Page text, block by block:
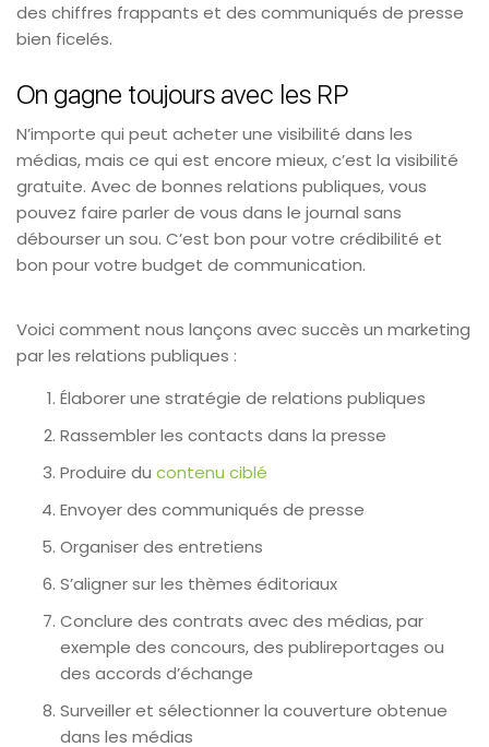
des chiffres frappants et des communiqués de presse
bien ficelés.
On gagne toujours avec les RP
N’importe qui peut acheter une visibilité dans les
médias, mais ce qui est encore mieux, c’est la visibilité
gratuite. Avec de bonnes relations publiques, vous
pouvez faire parler de vous dans le journal sans
débourser un sou. C’est bon pour votre crédibilité et
bon pour votre budget de communication.
Voici comment nous lançons avec succès un marketing
par les relations publiques :
Élaborer une stratégie de relations publiques
Rassembler les contacts dans la presse
Produire du contenu ciblé
Envoyer des communiqués de presse
Organiser des entretiens
S’aligner sur les thèmes éditoriaux
Conclure des contrats avec des médias, par
exemple des concours, des publireportages ou
des accords d’échange
Surveiller et sélectionner la couverture obtenue
dans les médias